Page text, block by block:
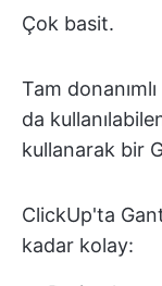
Çok basit.
Tam
da
kullanarak bir
ClickUp'ta
kadar kolay: